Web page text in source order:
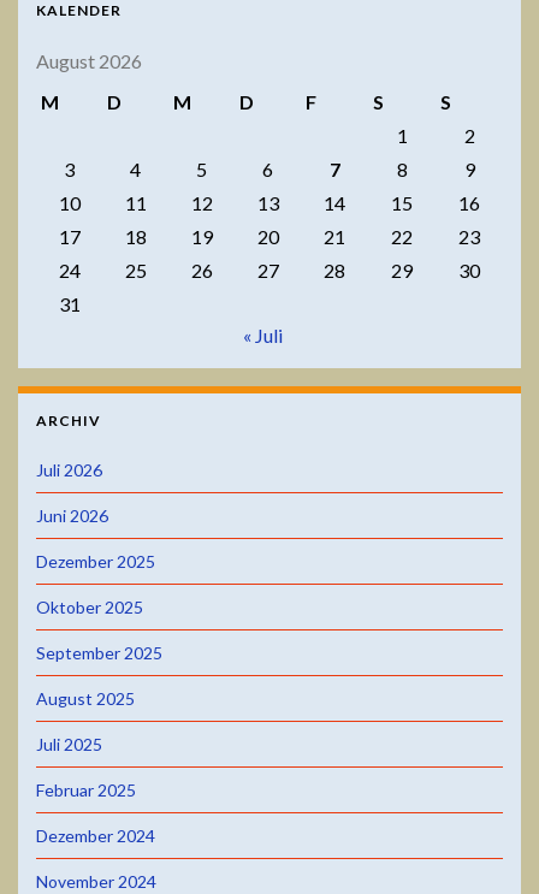
KALENDER
August 2026
M
D M D F S
S
1
2
3
4 5 6 7 8
9
10
11 12 13 14 15
16
17
18 19 20 21 22
23
24
25 26 27 28 29
30
31
« Juli
ARCHIV
Juli 2026
Juni 2026
Dezember 2025
Oktober 2025
September 2025
August 2025
Juli 2025
Februar 2025
Dezember 2024
November 2024